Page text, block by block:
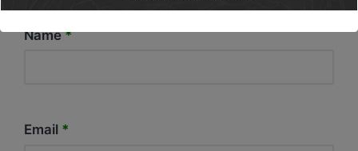
Name*
Email *